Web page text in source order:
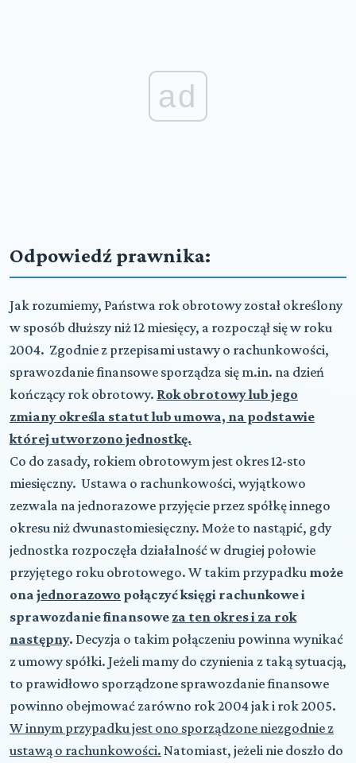
ad
Odpowiedź prawnika:
Jak rozumiemy, Państwa rok obrotowy został określony
w sposób dłuższy niż 12 miesięcy, a rozpoczął się w roku
2004. Zgodnie z przepisami ustawy o rachunkowości,
sprawozdanie finansowe sporządza się m.in. na dzień
kończący rok obrotowy. Rok obrotowy lub jego
zmiany określa statut lub umowa, na podstawie
której utworzono jednostkę.
Co do zasady, rokiem obrotowym jest okres 12-sto
miesięczny. Ustawa o rachunkowości, wyjątkowo
zezwala na jednorazowe przyjęcie przez spółkę innego
okresu niż dwunastomiesięczny. Może to nastąpić, gdy
jednostka rozpoczęła działalność w drugiej połowie
przyjętego roku obrotowego. W takim przypadku może
ona jednorazowo połączyć księgi rachunkowe i
sprawozdanie finansowe za ten okres i za rok
następny. Decyzja o takim połączeniu powinna wynikać
z umowy spółki. Jeżeli mamy do czynienia z taką sytuacją,
to prawidłowo sporządzone sprawozdanie finansowe
powinno obejmować zarówno rok 2004 jak i rok 2005.
W innym przypadku jest ono sporządzone niezgodnie z
ustawą o rachunkowości. Natomiast, jeżeli nie doszło do